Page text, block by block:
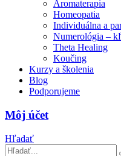
Aromaterapia
Homeopatia
Individuálna a
Numerológia –
Theta Healing
Koučing
Kurzy a školenia
Blog
Podporujeme
Môj účet
Hľadať